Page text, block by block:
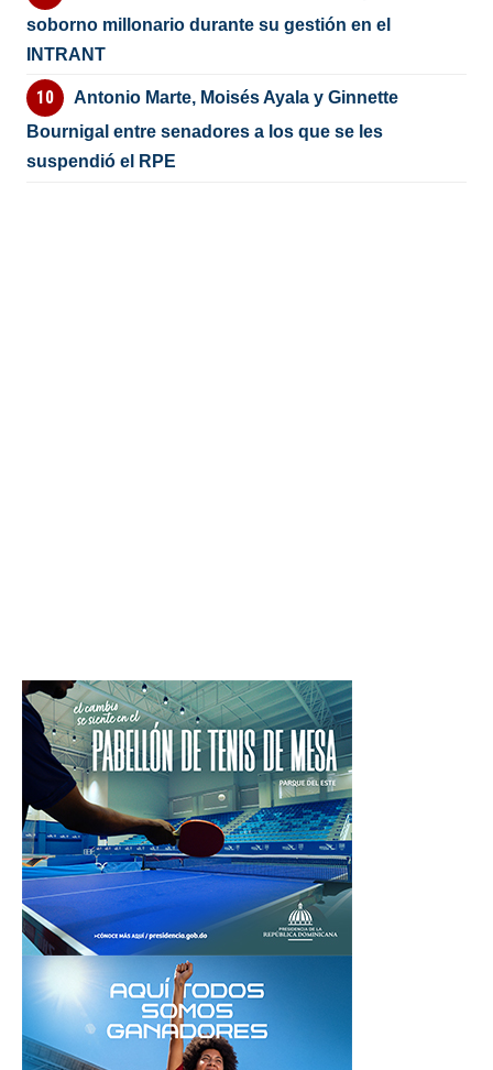
soborno millonario durante su gestión en el
INTRANT
Antonio Marte, Moisés Ayala y Ginnette
Bournigal entre senadores a los que se les
suspendió el RPE